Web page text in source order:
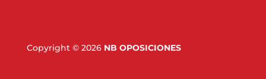
Copyright © 2026 NB OPOSICIONES